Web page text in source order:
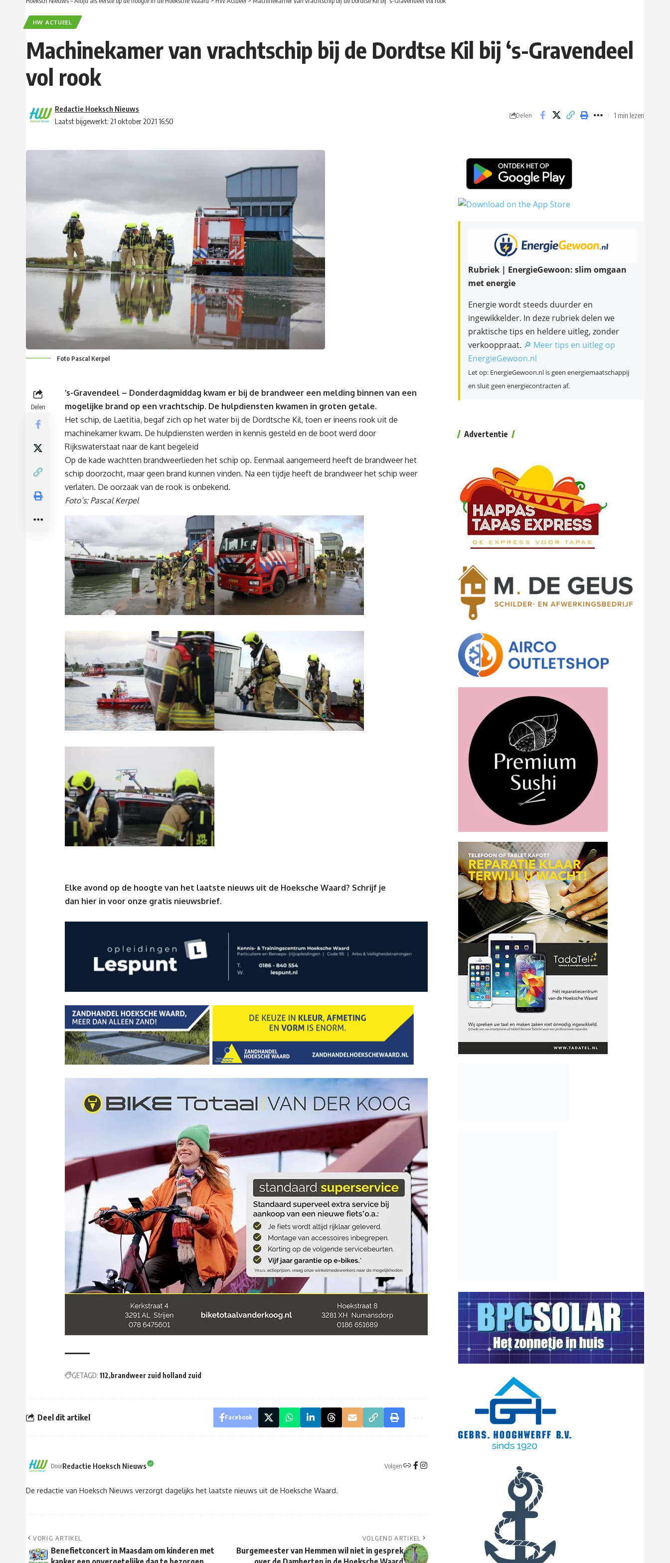
HW ACTUEEL
Machinekamer van vrachtschip bij de Dordtse Kil bij ‘s-Gravendeel
vol rook
Laatst bijgewerkt: 21 oktober 2021 16:50
Redactie Hoeksch Nieuws
Delen 1 min lezen
Foto Pascal Kerpel
Delen
‘s-Gravendeel – Donderdagmiddag kwam er bij de brandweer een melding binnen van een
mogelijke brand op een vrachtschip. De hulpdiensten kwamen in groten getale.
Het schip, de Laetitia, begaf zich op het water bij de Dordtsche Kil, toen er ineens rook uit de
machinekamer kwam. De hulpdiensten werden in kennis gesteld en de boot werd door
Rijkswaterstaat naar de kant begeleid
Op de kade wachtten brandweerlieden het schip op. Eenmaal aangemeerd heeft de brandweer het
schip doorzocht, maar geen brand kunnen vinden. Na een tijdje heeft de brandweer het schip weer
verlaten. De oorzaak van de rook is onbekend.
Foto’s: Pascal Kerpel
Elke avond op de hoogte van het laatste nieuws uit de Hoeksche Waard? Schrijf je
dan hier in voor onze gratis nieuwsbrief.
GETAGD: 112 brandweer zuid holland zuid
Deel dit artikel Facebook
DoorRedactie Hoeksch Nieuws Volgen
De redactie van Hoeksch Nieuws verzorgt dagelijks het laatste nieuws uit de Hoeksche Waard.
VORIG ARTIKEL
Benefietconcert in Maasdam om kinderen met
VOLGEND ARTIKEL
Burgemeester van Hemmen wil niet in gesprek
Rubriek | EnergieGewoon: slim omgaan
met energie
Energie wordt steeds duurder en
ingewikkelder. In deze rubriek delen we
praktische tips en heldere uitleg, zonder
verkooppraat. 🔎 Meer tips en uitleg op
EnergieGewoon.nl
Let op: EnergieGewoon.nl is geen energiemaatschappij
en sluit geen energiecontracten af.
Advertentie